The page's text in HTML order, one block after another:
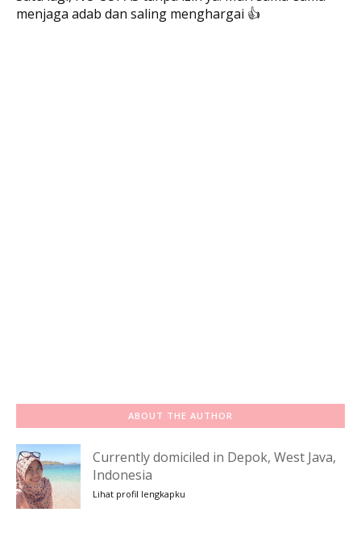
menjaga adab dan saling menghargai 👍
ABOUT THE AUTHOR
Currently domiciled in Depok, West Java,
Indonesia
Lihat profil lengkapku